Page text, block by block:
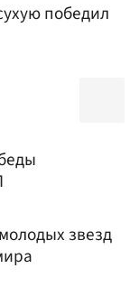
победил
звезд